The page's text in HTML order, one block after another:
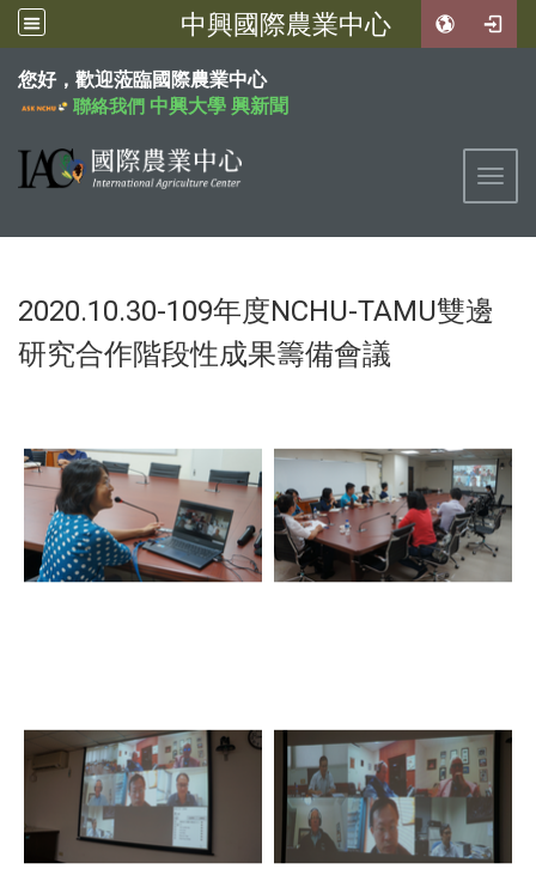
中興國際農業中心
您好，歡迎蒞臨國際農業中心
聯絡我們 中興大學 興新聞
2020.10.30-109年度NCHU-TAMU雙邊
研究合作階段性成果籌備會議